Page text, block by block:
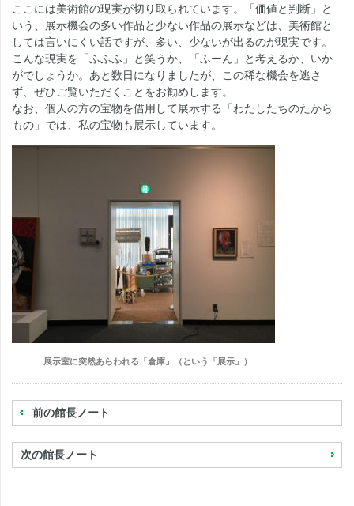
ここには美術館の現実が切り取られています。「価値と判断」と
いう、展示機会の多い作品と少ない作品の展示などは、美術館と
しては言いにくい話ですが、多い、少ないが出るのが現実です。
こんな現実を「ふふふ」と笑うか、「ふーん」と考えるか、いか
がでしょうか。あと数日になりましたが、この稀な機会を逃さ
ず、ぜひご覧いただくことをお勧めします。
なお、個人の方の宝物を借用して展示する「わたしたちのたから
もの」では、私の宝物も展示しています。
展示室に突然あらわれる「倉庫」（という「展示」）
前の館長ノート
次の館長ノート